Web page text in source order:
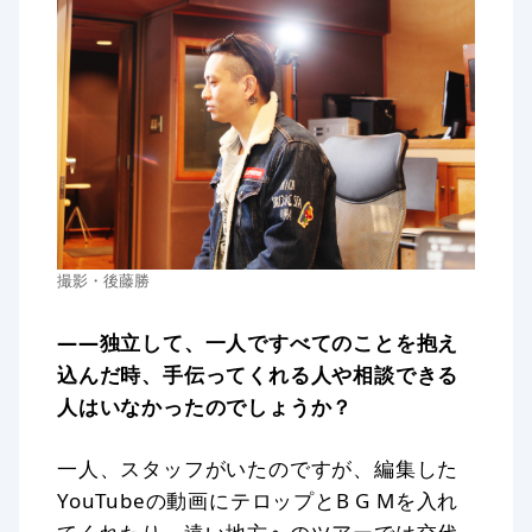
撮影・後藤勝
——独立して、一人ですべてのことを抱え
込んだ時、手伝ってくれる人や相談できる
人はいなかったのでしょうか？
一人、スタッフがいたのですが、編集した
YouTubeの動画にテロップとB G Mを入れ